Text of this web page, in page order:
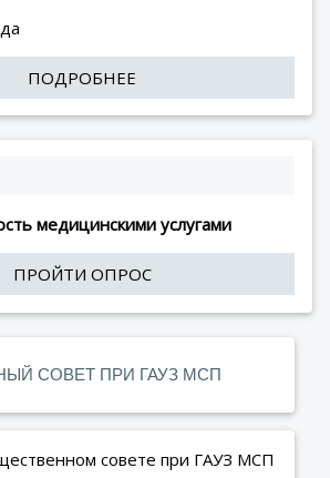
ПОДРОБНЕЕ
медицинскими услугами
ПРОЙТИ ОПРОС
СОВЕТ ПРИ ГАУЗ МСП
совете при ГАУЗ МСП